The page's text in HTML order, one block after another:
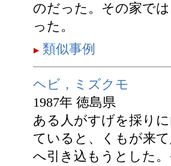
のだった。その家で
った。
類似事例
ヘビ，ミズクモ
1987年 徳島県
ある人がすげを採り
ていると、くもが来
へ引き込もうとした